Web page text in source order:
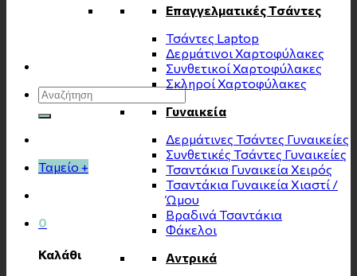
Αναζήτηση
για:
Ταμείο +
0
Καλάθι
Επαγγελματικές Τσάντες
Τσάντες Laptop
Δερμάτινοι Χαρτοφύλακες
Συνθετικοί Χαρτοφύλακες
Σκληροί Χαρτοφύλακες
Γυναικεία
Δερμάτινες Τσάντες Γυναικείες
Συνθετικές Τσάντες Γυναικείες
Τσαντάκια Γυναικεία Χειρός
Τσαντάκια Γυναικεία Χιαστί /
Ώμου
Βραδινά Τσαντάκια
Φάκελοι
Αντρικά